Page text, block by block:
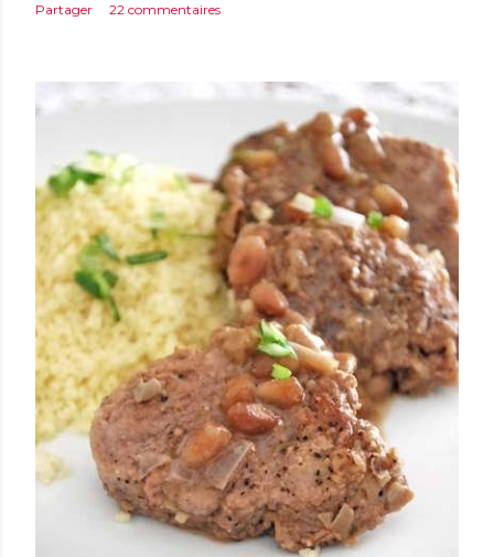
Partager 22 commentaires